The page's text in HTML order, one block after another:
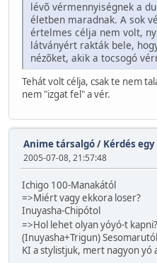
lévõ vérmennyiségnek a
életben maradnak. A sok
értelmes célja nem volt,
látványért rakták bele,
nézõket, akik a tocsogó
Tehát volt célja, csak te nem
nem "izgat fel" a vér.
Anime társalgó/ Kérdés
2005-07-08, 21:57:48
Ichigo 100-Manakától
=>Miért vagy ekkora loser?
Inuyasha-Chipótol
=>Hol lehet olyan yóyó-t kapni?
(Inuyasha+Trigun)
KI a stylistjuk, mert nagyon yó